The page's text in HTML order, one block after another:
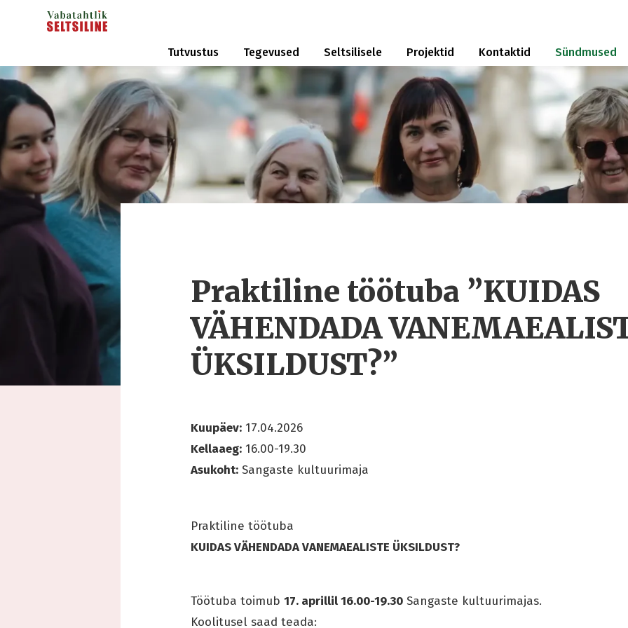
Tutvustus Tegevused Seltsilisele Projektid Kontaktid Sündmused
Praktiline töötuba ”KUIDAS
VÄHENDADA
ÜKSILDUST?”
Kuupäev: 17.04.2026
Kellaaeg: 16.00-19.30
Asukoht: Sangaste kultuurimaja
Praktiline töötuba
KUIDAS VÄHENDADA VANEMAEALISTE ÜKSILDUST?
Töötuba toimub 17. aprillil 16.00-19.30 Sangaste kultuurimajas.
Koolitusel saad teada: